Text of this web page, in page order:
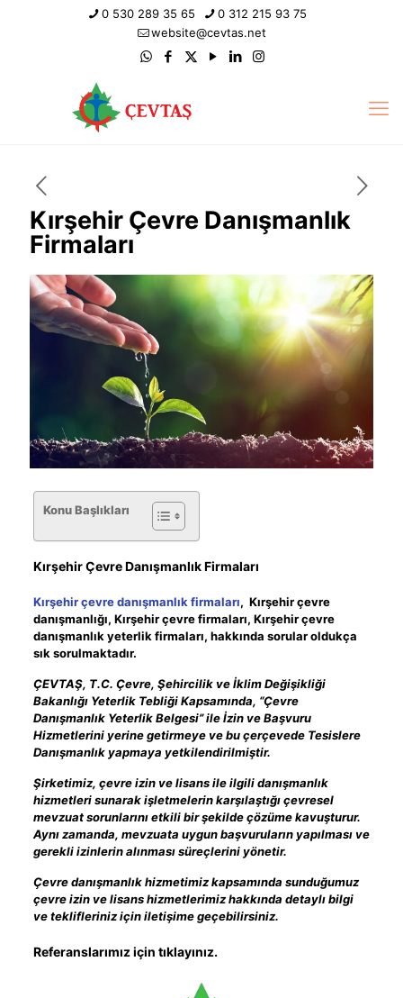
0 530 289 35 65
0 312 215 93 75
website@cevtas.net
Kırşehir Çevre Danışmanlık
Firmaları
Konu Başlıkları
Kırşehir Çevre Danışmanlık Firmaları
Kırşehir çevre danışmanlık firmaları, Kırşehir çevre
danışmanlığı, Kırşehir çevre firmaları, Kırşehir çevre
danışmanlık yeterlik firmaları, hakkında sorular oldukça
sık sorulmaktadır.
ÇEVTAŞ, T.C. Çevre, Şehircilik ve İklim Değişikliği
Bakanlığı Yeterlik Tebliği Kapsamında, “Çevre
Danışmanlık Yeterlik Belgesi” ile İzin ve Başvuru
Hizmetlerini yerine getirmeye ve bu çerçevede Tesislere
Danışmanlık yapmaya yetkilendirilmiştir.
Şirketimiz, çevre izin ve lisans ile ilgili danışmanlık
hizmetleri sunarak işletmelerin karşılaştığı çevresel
mevzuat sorunlarını etkili bir şekilde çözüme kavuşturur.
Aynı zamanda, mevzuata uygun başvuruların yapılması ve
gerekli izinlerin alınması süreçlerini yönetir.
Çevre danışmanlık hizmetimiz kapsamında sunduğumuz
çevre izin ve lisans hizmetlerimiz hakkında detaylı bilgi
ve teklifleriniz için iletişime geçebilirsiniz.
Referanslarımız için tıklayınız.